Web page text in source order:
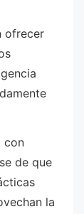
ofrecer
con
de que
la